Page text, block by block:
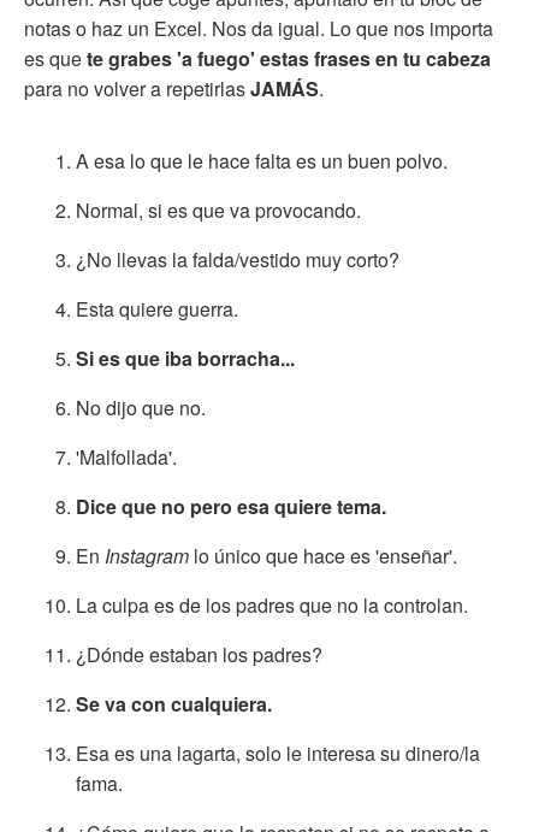
notas o haz un Excel. Nos da igual. Lo que nos importa
es quete grabes 'a fuego' estas frases en tu cabeza
para no volver a repetirlasJAMÁS.
A esa lo que le hace falta es un buen polvo.
Normal, si es que va provocando.
¿No llevas la falda/vestido muy corto?
Esta quiere guerra.
Si es que iba borracha...
No dijo que no.
'Malfollada'.
Dice que no pero esa quiere tema.
En Instagram lo único que hace es 'enseñar'.
La culpa es de los padres que no la controlan.
¿Dónde estaban los padres?
Se va con cualquiera.
Esa es una lagarta, solo le interesa su dinero/la
fama.